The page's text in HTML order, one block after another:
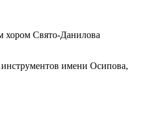
хором Свято-Данилова
имени Осипова,